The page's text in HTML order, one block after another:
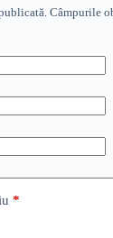
Câmpurile
*